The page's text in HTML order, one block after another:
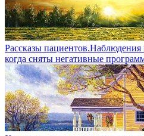
Рассказы пациентов.Наблюдения
когда сняты негативные